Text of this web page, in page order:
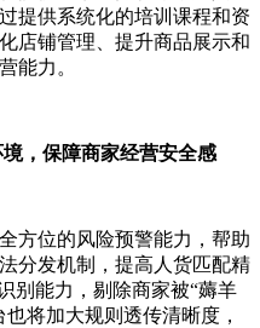
提供系统化的培训课程和资
店铺管理、提升商品展示和
能力。
，保障商家经营安全感
方位的风险预警能力，帮助
分发机制，提高人货匹配精
别能力，剔除商家被“薅羊
将加大规则透传清晰度，